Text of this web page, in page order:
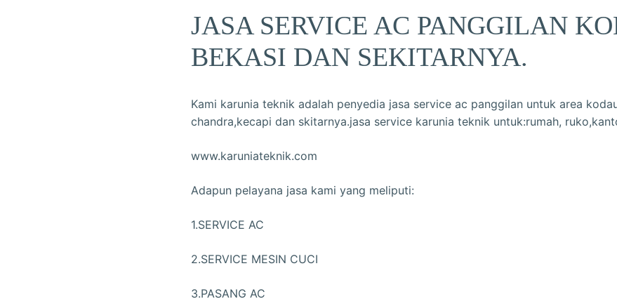
JASA SERVICE AC PANGGILAN
BEKASI DAN SEKITARNYA.
Kami karunia teknik adalah penyedia jasa service ac panggilan untuk area
chandra,kecapi dan skitarnya.jasa service karunia teknik untuk:rumah,
www.karuniateknik.com
Adapun pelayana jasa kami yang meliputi:
1.SERVICE AC
2.SERVICE MESIN CUCI
3.PASANG AC